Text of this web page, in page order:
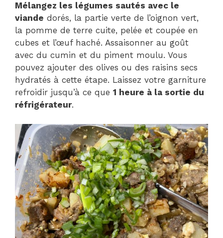
Mélangez les légumes sautés avec le
viande dorés, la partie verte de l’oignon vert,
la pomme de terre cuite, pelée et coupée en
cubes et l’œuf haché. Assaisonner au goût
avec du cumin et du piment moulu. Vous
pouvez ajouter des olives ou des raisins secs
hydratés à cette étape. Laissez votre garniture
refroidir jusqu’à ce que 1 heure à la sortie du
réfrigérateur.